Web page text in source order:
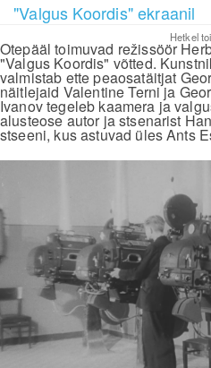
"Valgus Koordis" ekraanil
Hetkel
Otepääl toimuvad režissöör
"Valgus Koordis" võtted.
valmistab ette peaosatäitjat
näitlejaid Valentine Terni ja
Ivanov tegeleb kaamera ja
alusteose autor ja stsenarist
stseeni, kus astuvad üles Ants